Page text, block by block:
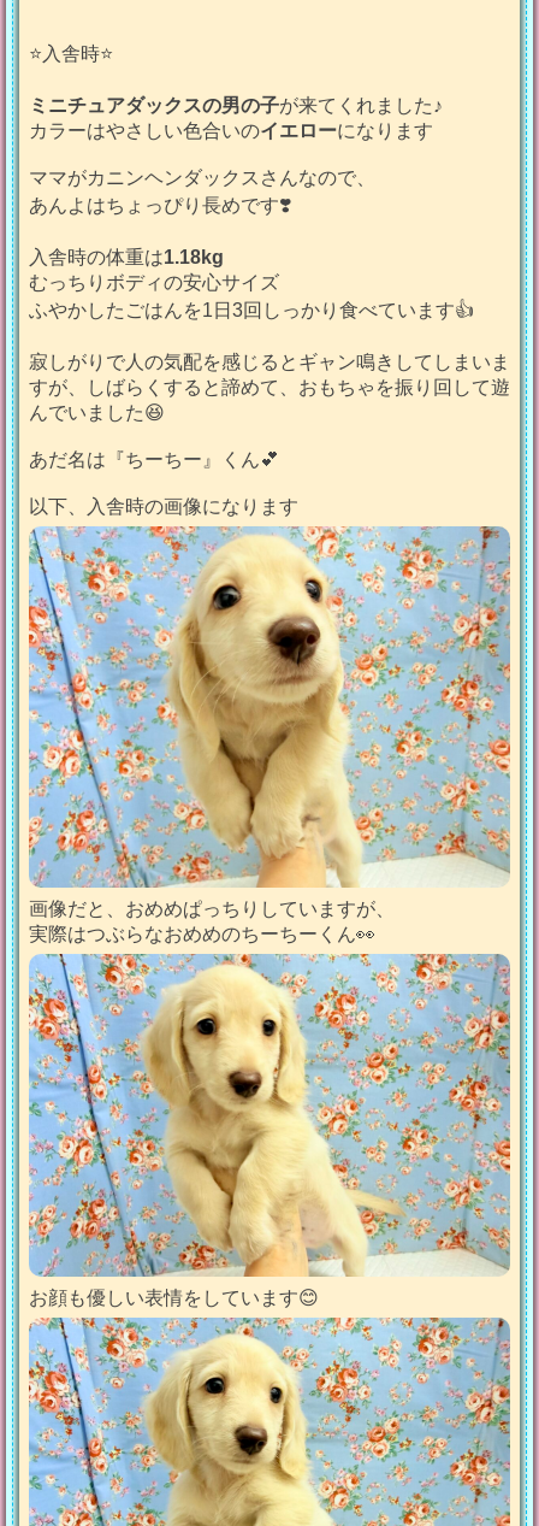
⭐️入舎時⭐️
ミニチュアダックスの男の子が来てくれました♪
カラーはやさしい色合いのイエローになります
ママがカニンヘンダックスさんなので、
あんよはちょっぴり長めです❣️
入舎時の体重は1.18kg
むっちりボディの安心サイズ
ふやかしたごはんを1日3回しっかり食べています👍
寂しがりで人の気配を感じるとギャン鳴きしてしまいま
すが、しばらくすると諦めて、おもちゃを振り回して遊
んでいました😆
あだ名は『ちーちー』くん💕
以下、入舎時の画像になります
画像だと、おめめぱっちりしていますが、
実際はつぶらなおめめのちーちーくん👀
お顔も優しい表情をしています😊